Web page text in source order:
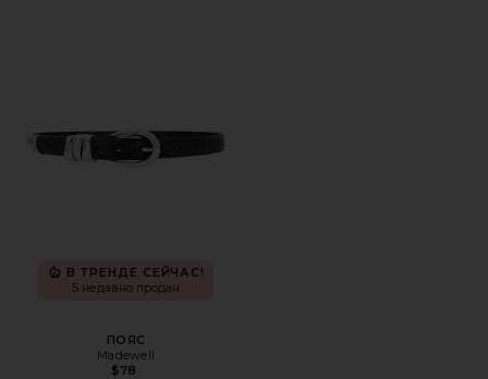
В ТРЕНДЕ СЕЙЧАС!
5 недавно продан
ПОЯС
Madewell
$78